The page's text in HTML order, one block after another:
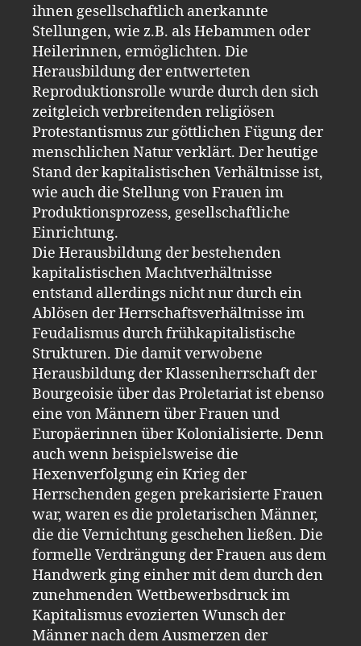
ihnen gesellschaftlich anerkannte
Stellungen, wie z.B. als Hebammen oder
Heilerinnen, ermöglichten. Die
Herausbildung der entwerteten
Reproduktionsrolle wurde durch den sich
zeitgleich verbreitenden religiösen
Protestantismus zur göttlichen Fügung der
menschlichen Natur verklärt. Der heutige
Stand der kapitalistischen Verhältnisse ist,
wie auch die Stellung von Frauen im
Produktionsprozess, gesellschaftliche
Einrichtung.
Die Herausbildung der bestehenden
kapitalistischen Machtverhältnisse
entstand allerdings nicht nur durch ein
Ablösen der Herrschaftsverhältnisse im
Feudalismus durch frühkapitalistische
Strukturen. Die damit verwobene
Herausbildung der Klassenherrschaft der
Bourgeoisie über das Proletariat ist ebenso
eine von Männern über Frauen und
Europäerinnen über Kolonialisierte. Denn
auch wenn beispielsweise die
Hexenverfolgung ein Krieg der
Herrschenden gegen prekarisierte Frauen
war, waren es die proletarischen Männer,
die die Vernichtung geschehen ließen. Die
formelle Verdrängung der Frauen aus dem
Handwerk ging einher mit dem durch den
zunehmenden Wettbewerbsdruck im
Kapitalismus evozierten Wunsch der
Männer nach dem Ausmerzen der